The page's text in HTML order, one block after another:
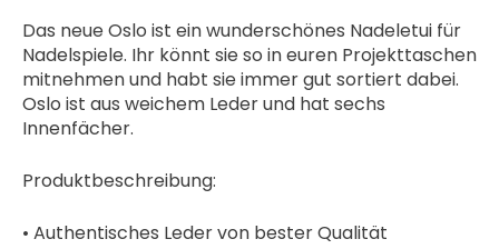
Das neue Oslo ist ein wunderschönes Nadeletui für
Nadelspiele. Ihr könnt sie so in euren Projekttaschen
mitnehmen und habt sie immer gut sortiert dabei.
Oslo ist aus weichem Leder und hat sechs
Innenfächer.
Produktbeschreibung:
• Authentisches Leder von bester Qualität